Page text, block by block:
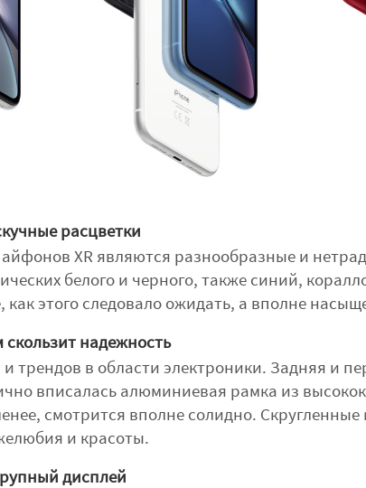
расцветки
XR являются разнообразные и
белого и черного, также синий,
этого следовало ожидать, а вполне
скользит надежность
в области электроники. Задняя и
вписалась алюминиевая рамка из
смотрится вполне солидно.
и красоты.
дисплей